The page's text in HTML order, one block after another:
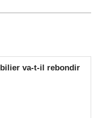
va-t-il rebondir